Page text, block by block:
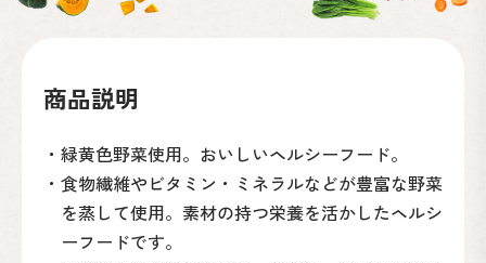
商品説明
・緑黄色野菜使用。おいしいヘルシーフード。
・食物繊維やビタミン・ミネラルなどが豊富な野菜
を蒸して使用。素材の持つ栄養を活かしたヘルシ
ーフードです。